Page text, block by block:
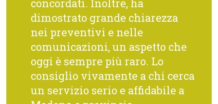
concordati. Inoltre, ha
dimostrato grande chiarezza
nei preventivi e nelle
comunicazioni, un aspetto che
oggi è sempre più raro. Lo
consiglio vivamente a chi cerca
un servizio serio e affidabile a